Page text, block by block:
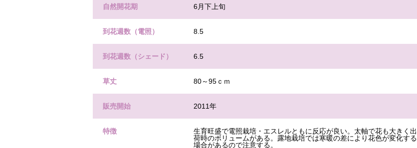
自然開花期 6月下上旬
到花週数（電照） 8.5
到花週数（シェード） 6.5
草丈 80～95ｃｍ
販売開始 2011年
特徴
生育旺盛で電照栽培・エスレルともに反応が良い。太軸で花も大きく出
荷時のボリュームがある。露地栽培では寒暖の差により花色が変化する
場合があるので注意する。